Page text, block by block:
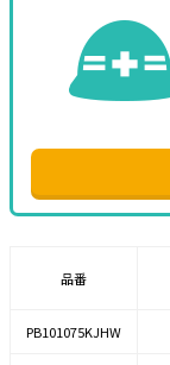
品番
PB101075KJHW